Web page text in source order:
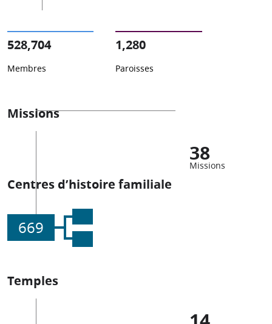
528,704
Membres
1,280
Paroisses
Missions
38
Missions
Centres d’histoire familiale
669
Temples